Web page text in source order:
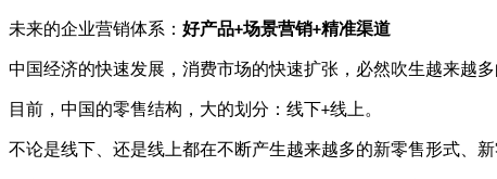
未来的企业营销体系： 好产品+场景营销+精准渠道
中国经济的快速发展，消费市场的快速扩张，必然吹生越来越
目前，中国的零售结构，大的划分：线下+线上。
不论是线下、还是线上都在不断产生越来越多的新零售形式、